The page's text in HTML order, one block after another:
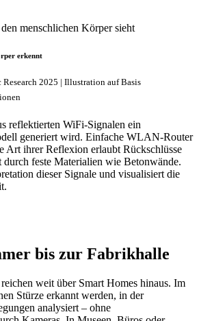
erkennt
2025 | Illustration auf Basis
reflektierten WiFi-Signalen ein
generiert wird. Einfache WLAN-Router
Art ihrer Reflexion erlaubt Rückschlüsse
durch feste Materialien wie Betonwände.
dieser Signale und visualisiert die
bis zur Fabrikhalle
weit über Smart Homes hinaus. Im
Stürze erkannt werden, in der
analysiert – ohne